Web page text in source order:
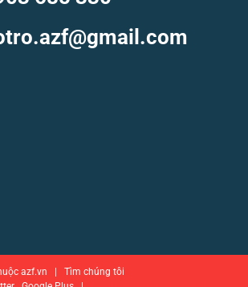
azf.vn | Tìm chúng tôi